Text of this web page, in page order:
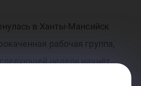
в Ханты-Мансийск
рабочая группа,
недели начнёт
ячейку студенческого